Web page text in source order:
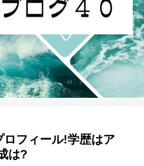
ロフィール!学歴はア
は?